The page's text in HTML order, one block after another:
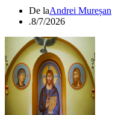
De laAndrei Mureșan
.8/7/2026